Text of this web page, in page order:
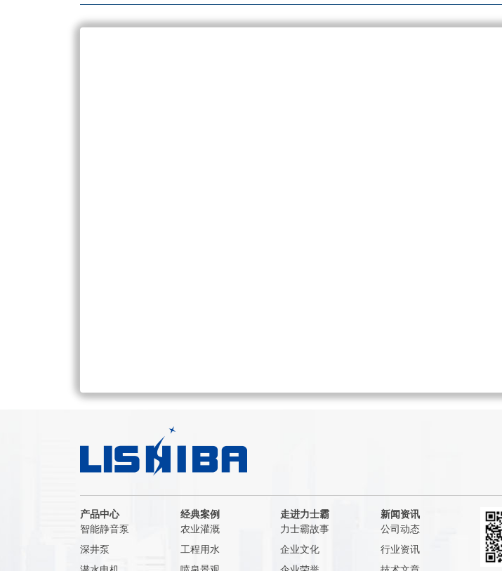
产品中心
智能静音泵
深井泵
经典案例
农业灌溉
工程用水
走进力士霸
力士霸故事
企业文化
新闻资讯
公司动态
行业资讯